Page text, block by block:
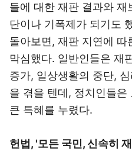
들에 대한 재판 결과와
단이나 기폭제가 되기도
돌아보면, 재판 지연에
막심했다. 일반인들은 재
증가, 일상생활의 중단,
을 겪을 텐데, 정치인들은
큰 특혜를 누렸다.
헌법, '모든 국민, 신속히